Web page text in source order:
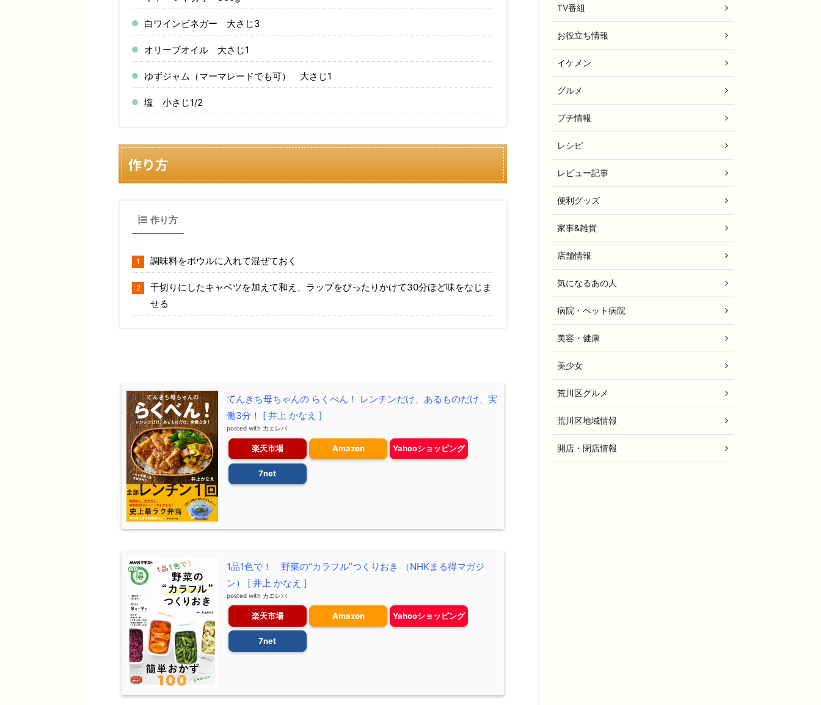
白ワインビネガー 大さじ3
オリーブオイル 大さじ1
ゆずジャム（マーマレードでも可） 大さじ1
塩 小さじ1/2
作り方
作り方
調味料をボウルに入れて混ぜておく
千切りにしたキャベツを加えて和え、ラップをぴったりかけて30分ほど味をなじま
せる
てんきち母ちゃんの らくべん！ レンチンだけ、あるものだけ、実
働3分！ [ 井上 かなえ ]
posted with カエレバ
楽天市場 Amazon Yahooショッピング
7net
1品1色で！ 野菜の“カラフル”つくりおき （NHKまる得マガジ
ン） [ 井上 かなえ ]
posted with カエレバ
楽天市場 Amazon Yahooショッピング
7net
TV番組
お役立ち情報
イケメン
グルメ
プチ情報
レシピ
レビュー記事
便利グッズ
家事&雑貨
店舗情報
気になるあの人
病院・ペット病院
美容・健康
美少女
荒川区グルメ
荒川区地域情報
開店・閉店情報